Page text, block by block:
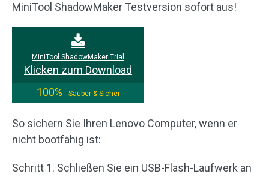
MiniTool ShadowMaker Testversion sofort aus!
MiniTool ShadowMaker Trial
Klicken zum Download
100%
Sauber & Sicher
So sichern Sie Ihren Lenovo Computer, wenn er
nicht bootfähig ist:
Schritt 1. Schließen Sie ein USB-Flash-Laufwerk an